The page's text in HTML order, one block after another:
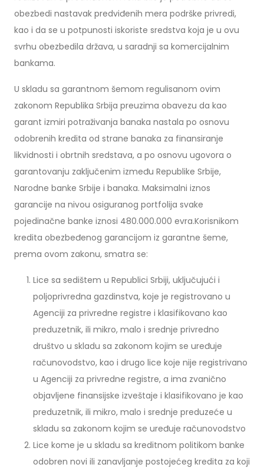
obezbedi nastavak predviđenih mera podrške privredi,
kao i da se u potpunosti iskoriste sredstva koja je u ovu
svrhu obezbedila država, u saradnji sa komercijalnim
bankama.
U skladu sa garantnom šemom regulisanom ovim
zakonom Republika Srbija preuzima obavezu da kao
garant izmiri potraživanja banaka nastala po osnovu
odobrenih kredita od strane banaka za finansiranje
likvidnosti i obrtnih sredstava, a po osnovu ugovora o
garantovanju zaključenim između Republike Srbije,
Narodne banke Srbije i banaka. Maksimalni iznos
garancije na nivou osiguranog portfolija svake
pojedinačne banke iznosi 480.000.000 evra.Korisnikom
kredita obezbeđenog garancijom iz garantne šeme,
prema ovom zakonu, smatra se:
Lice sa sedištem u Republici Srbiji, uključujući i
poljoprivredna gazdinstva, koje je registrovano u
Agenciji za privredne registre i klasifikovano kao
preduzetnik, ili mikro, malo i srednje privredno
društvo u skladu sa zakonom kojim se uređuje
računovodstvo, kao i drugo lice koje nije registrivano
u Agenciji za privredne registre, a ima zvanično
objavljene finansijske izveštaje i klasifikovano je kao
preduzetnik, ili mikro, malo i srednje preduzeće u
skladu sa zakonom kojim se uređuje računovodstvo
Lice kome je u skladu sa kreditnom politikom banke
odobren novi ili zanavljanje postojećeg kredita za koji